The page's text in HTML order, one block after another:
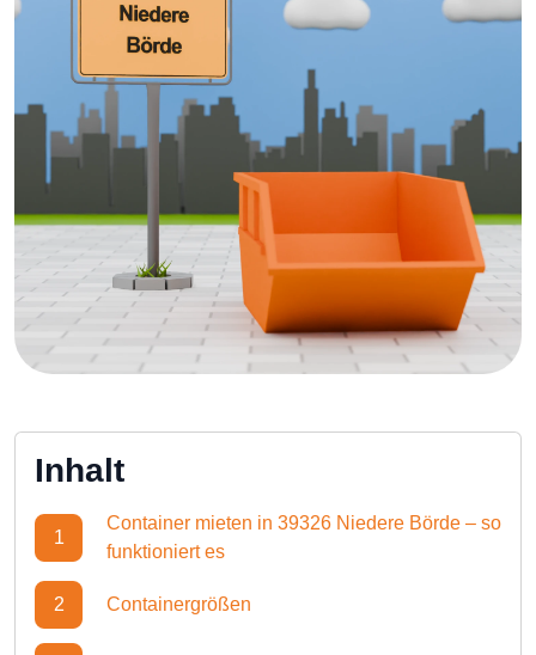
Inhalt
1
Container mieten in 39326 Niedere Börde – so
funktioniert es
2 Containergrößen